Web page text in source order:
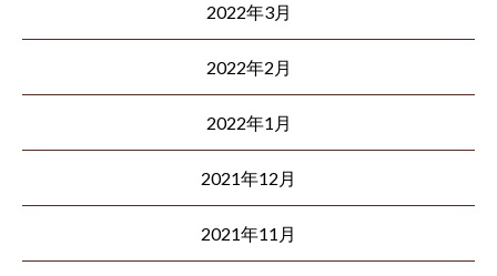
2022年3月
2022年2月
2022年1月
2021年12月
2021年11月